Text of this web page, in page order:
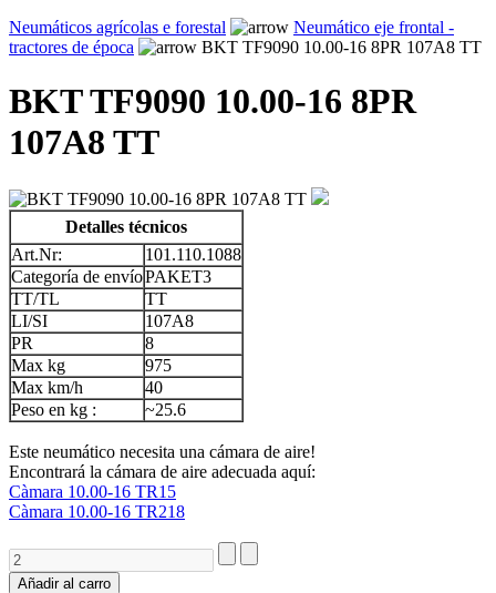
Neumáticos agrícolas e forestal
Neumático eje frontal -
tractores de época
BKT TF9090 10.00-16 8PR 107A8 TT
BKT TF9090 10.00-16 8PR
107A8 TT
Detalles técnicos
Art.Nr:
101.110.1088
Categoría de envíoPAKET3
TT/TL
TT
LI/SI
107A8
PR
8
Max kg
975
Max km/h
40
Peso en kg :
~25.6
Este neumático necesita una cámara de aire!
Encontrará la cámara de aire adecuada aquí:
Càmara 10.00-16 TR15
Càmara 10.00-16 TR218